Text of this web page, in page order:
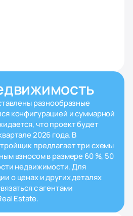
разнообразные
конфигурацией и суммарной
что проект будет
2026 года. В
предлагает три схемы
взносом в размере 60 %, 50
недвижимости. Для
о ценах и других деталях
с агентами
Estate.